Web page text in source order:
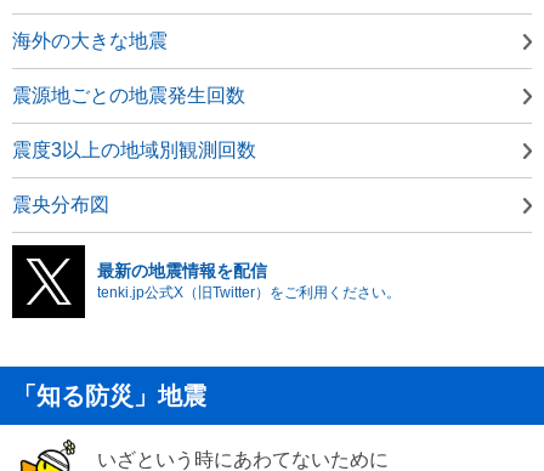
海外の大きな地震
震源地ごとの地震発生回数
震度3以上の地域別観測回数
震央分布図
最新の地震情報を配信
tenki.jp公式X（旧Twitter）をご利用ください。
「知る防災」地震
いざという時にあわてないために